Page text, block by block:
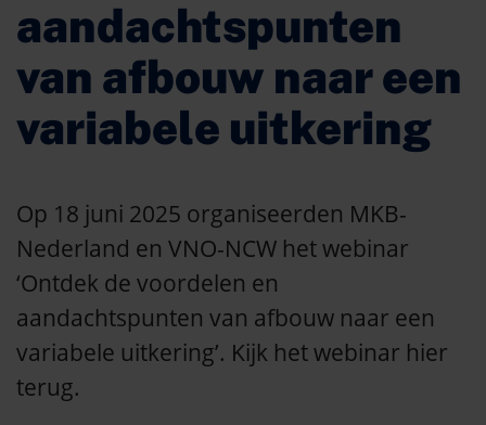
aandachtspunten
van afbouw naar een
variabele uitkering
Op 18 juni 2025 organiseerden MKB-
Nederland en VNO-NCW het webinar
‘Ontdek de voordelen en
aandachtspunten van afbouw naar een
variabele uitkering’. Kijk het webinar hier
terug.